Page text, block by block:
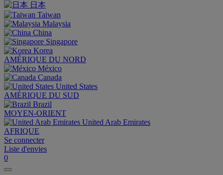
日本
Taiwan
Malaysia
China
Singapore
Korea
AMÉRIQUE DU NORD
México
Canada
United States
AMÉRIQUE DU SUD
Brazil
MOYEN-ORIENT
United Arab Emirates
AFRIQUE
Se connecter
Liste d'envies
0